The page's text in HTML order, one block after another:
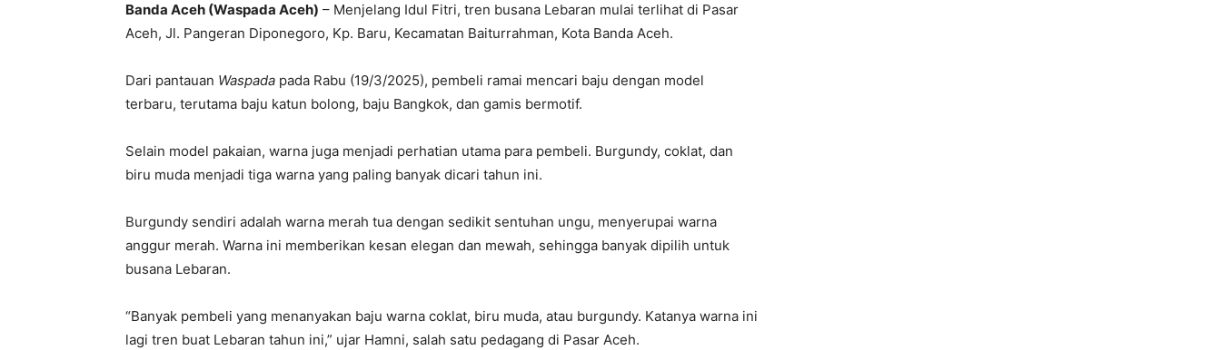
Banda Aceh (Waspada Aceh) – Menjelang Idul Fitri, tren busana Lebaran mulai terlihat di Pasar
Aceh, Jl. Pangeran Diponegoro, Kp. Baru, Kecamatan Baiturrahman, Kota Banda Aceh.
Dari pantauan Waspada pada Rabu (19/3/2025), pembeli ramai mencari baju dengan model
terbaru, terutama baju katun bolong, baju Bangkok, dan gamis bermotif.
Selain model pakaian, warna juga menjadi perhatian utama para pembeli. Burgundy, coklat, dan
biru muda menjadi tiga warna yang paling banyak dicari tahun ini.
Burgundy sendiri adalah warna merah tua dengan sedikit sentuhan ungu, menyerupai warna
anggur merah. Warna ini memberikan kesan elegan dan mewah, sehingga banyak dipilih untuk
busana Lebaran.
“Banyak pembeli yang menanyakan baju warna coklat, biru muda, atau burgundy. Katanya warna ini
lagi tren buat Lebaran tahun ini,” ujar Hamni, salah satu pedagang di Pasar Aceh.